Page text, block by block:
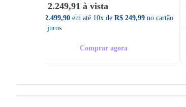
R$ 2.249,91 à vista
R$ 2.499,90 em até 10x de R$ 249,99 no cartão
sem juros
Comprar agora